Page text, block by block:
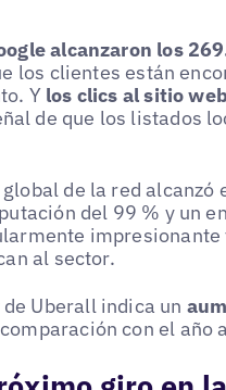
alcanzaron los
los clientes están
Y los clics al sitio
de que los listados
global de la red alcanzó
del 99 % y un
impresionante
al sector.
Uberall indica un
con el año